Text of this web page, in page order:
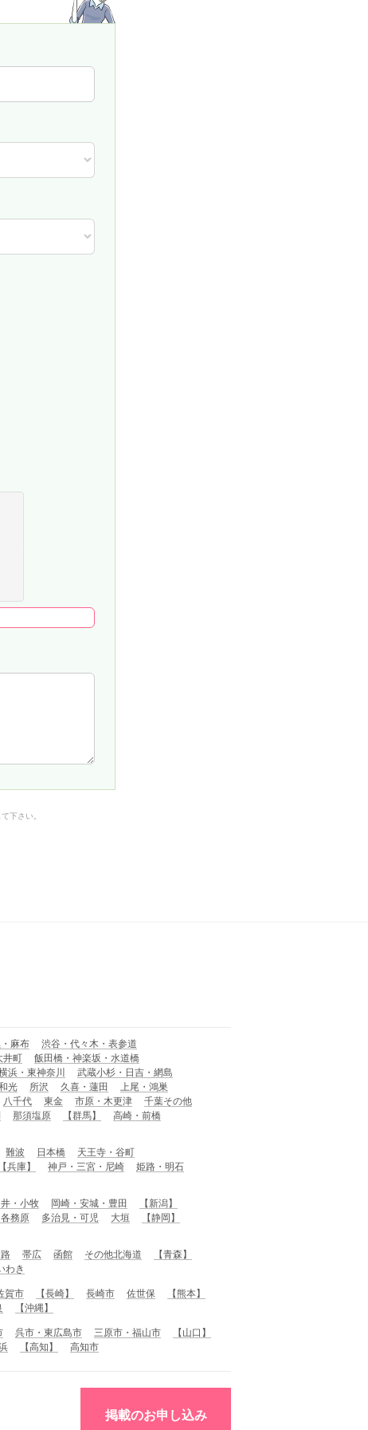
下さい。
麻布
渋谷・代々木・表参道
井町
飯田橋・神楽坂・水道橋
浜・東神奈川
武蔵小杉・日吉・網島
光 所沢 久喜・蓮田
上尾・鴻巣
八千代 東金 市原・木更津
千葉その他
那須塩原 【群馬】
高崎・前橋
難波 日本橋
天王寺・谷町
【兵庫】 神戸・三宮・尼崎
姫路・明石
・小牧 岡崎・安城・豊田
【新潟】
務原 多治見・可児 大垣
【静岡】
帯広 函館 その他北海道
【青森】
わき
賀市 【長崎】 長崎市 佐世保
【熊本】
【沖縄】
呉市・東広島市 三原市・福山市
【山口】
【高知】 高知市
掲載のお申し込み